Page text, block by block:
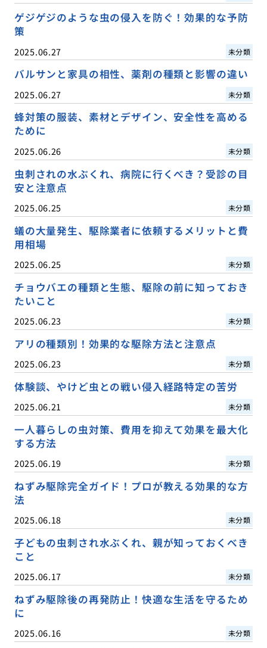
ゲジゲジのような虫の侵入を防ぐ！効果的な予防
策
2025.06.27 未分類
バルサンと家具の相性、薬剤の種類と影響の違い
2025.06.27 未分類
蜂対策の服装、素材とデザイン、安全性を高める
ために
2025.06.26 未分類
虫刺されの水ぶくれ、病院に行くべき？受診の目
安と注意点
2025.06.25 未分類
蟻の大量発生、駆除業者に依頼するメリットと費
用相場
2025.06.25 未分類
チョウバエの種類と生態、駆除の前に知っておき
たいこと
2025.06.23 未分類
アリの種類別！効果的な駆除方法と注意点
2025.06.23 未分類
体験談、やけど虫との戦い侵入経路特定の苦労
2025.06.21 未分類
一人暮らしの虫対策、費用を抑えて効果を最大化
する方法
2025.06.19 未分類
ねずみ駆除完全ガイド！プロが教える効果的な方
法
2025.06.18 未分類
子どもの虫刺され水ぶくれ、親が知っておくべき
こと
2025.06.17 未分類
ねずみ駆除後の再発防止！快適な生活を守るため
に
2025.06.16 未分類